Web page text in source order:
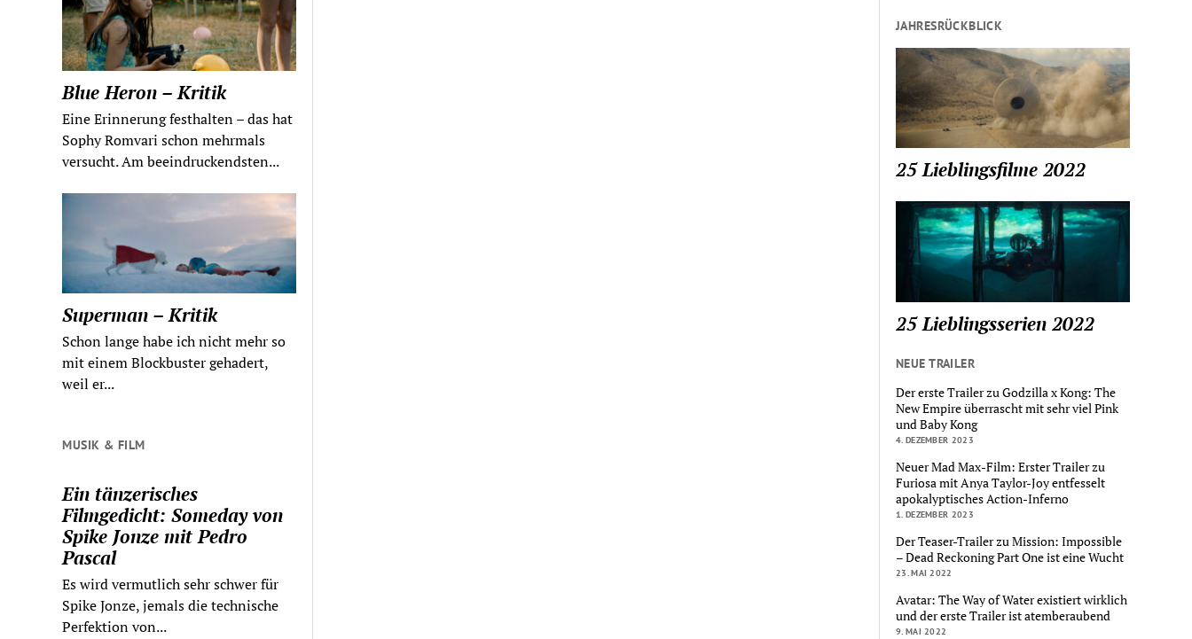
Blue Heron – Kritik
Eine Erinnerung festhalten – das hat
Sophy Romvari schon mehrmals
versucht. Am beeindruckendsten...
Superman – Kritik
Schon lange habe ich nicht mehr so
mit einem Blockbuster gehadert,
weil er...
MUSIK & FILM
Ein tänzerisches
Filmgedicht: Someday von
Spike Jonze mit Pedro
Pascal
Es wird vermutlich sehr schwer für
Spike Jonze, jemals die technische
Perfektion von...
JAHRESRÜCKBLICK
25 Lieblingsfilme 2022
25 Lieblingsserien 2022
NEUE TRAILER
Der erste Trailer zu Godzilla x Kong: The
New Empire überrascht mit sehr viel Pink
und Baby Kong
4. DEZEMBER 2023
Neuer Mad Max-Film: Erster Trailer zu
Furiosa mit Anya Taylor-Joy entfesselt
apokalyptisches Action-Inferno
1. DEZEMBER 2023
Der Teaser-Trailer zu Mission: Impossible
– Dead Reckoning Part One ist eine Wucht
23. MAI 2022
Avatar: The Way of Water existiert wirklich
und der erste Trailer ist atemberaubend
9. MAI 2022